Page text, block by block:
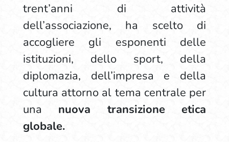
trent’anni di attività
dell’associazione, ha scelto di
accogliere gli esponenti delle
istituzioni, dello sport, della
diplomazia, dell’impresa e della
cultura attorno al tema centrale per
una nuova transizione etica
globale.